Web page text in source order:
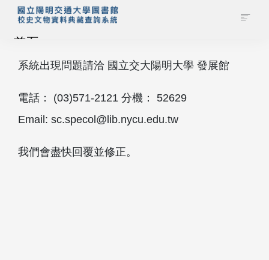
首頁
藏品查詢
藏品清單全覽
系統出現問題請洽 國立交大陽明大學 發展館
電話： (03)571‐2121 分機： 52629
Email: sc.specol@lib.nycu.edu.tw
我們會盡快回覆並修正。